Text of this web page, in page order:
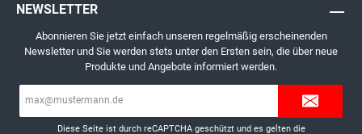
NEWSLETTER
Abonnieren Sie jetzt einfach unseren regelmäßig erscheinenden
Newsletter und Sie werden stets unter den Ersten sein, die über neue
Produkte und Angebote informiert werden.
Diese Seite ist durch reCAPTCHA geschützt und es gelten die